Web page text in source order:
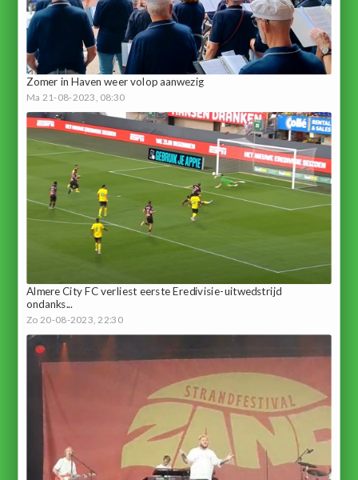
Zomer in Haven weer volop aanwezig
Ma 21-08-2023, 08:30
Almere City FC verliest eerste Eredivisie-uitwedstrijd
ondanks...
Zo 20-08-2023, 22:30